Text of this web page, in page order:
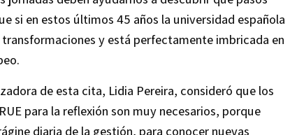
si en estos últimos 45 años la universidad española
y está perfectamente imbricada en
de esta cita, Lidia Pereira, consideró que los
para la reflexión son muy necesarios, porque
diaria de la gestión, para conocer nuevas